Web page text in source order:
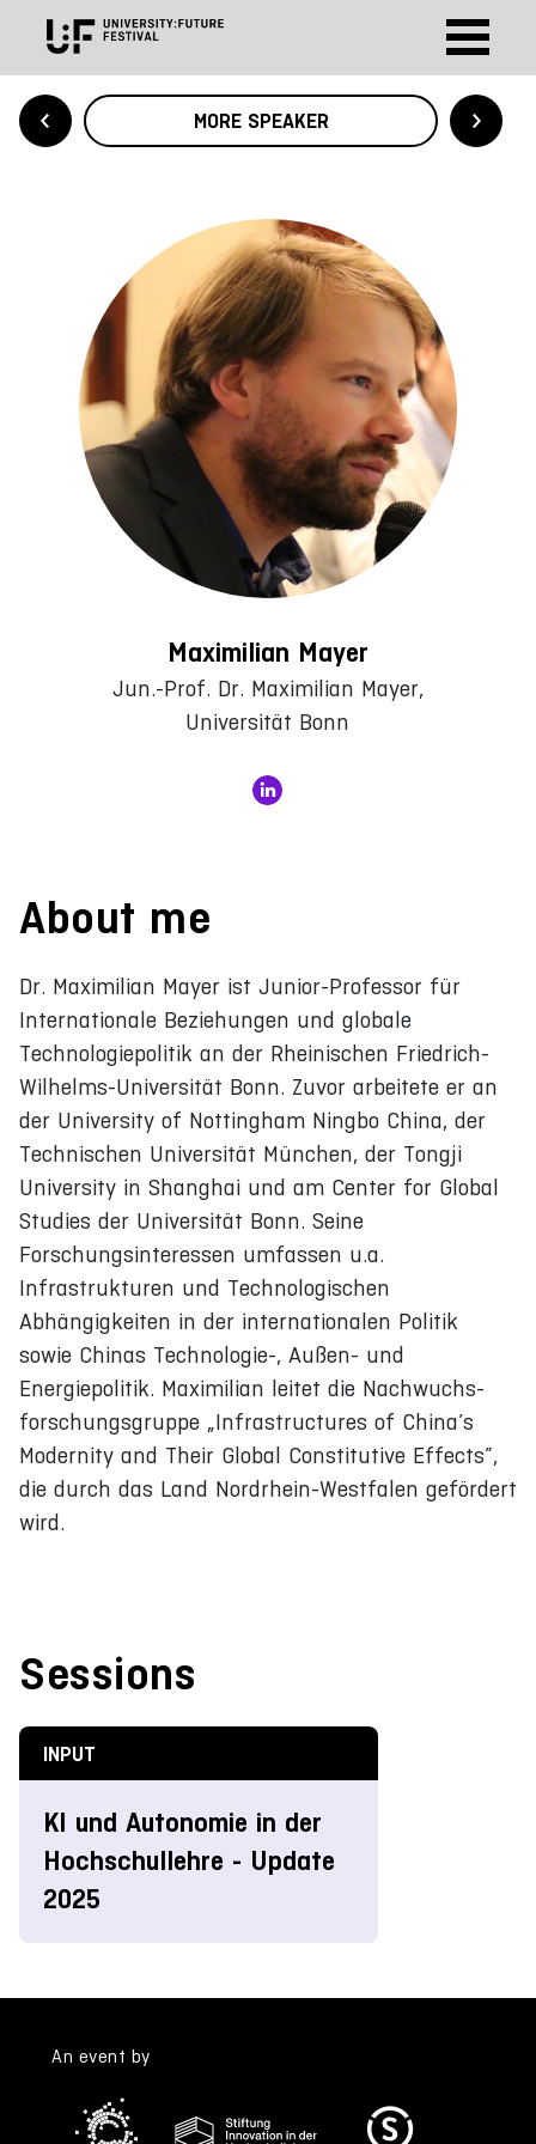
MORE SPEAKER
Maximilian Mayer
Jun.-Prof. Dr. Maximilian Mayer,
Universität Bonn
About me
Dr. Maximilian Mayer ist Junior-Professor für
Internationale Beziehungen und globale
Technologiepolitik an der Rheinischen Friedrich-
Wilhelms-Universität Bonn. Zuvor arbeitete er an
der University of Nottingham Ningbo China, der
Technischen Universität München, der Tongji
University in Shanghai und am Center for Global
Studies der Universität Bonn. Seine
Forschungsinteressen umfassen u.a.
Infrastrukturen und Technologischen
Abhängigkeiten in der internationalen Politik
sowie Chinas Technologie-, Außen- und
Energiepolitik. Maximilian leitet die Nachwuchs-
forschungsgruppe „Infrastructures of China’s
Modernity and Their Global Constitutive Effects”,
die durch das Land Nordrhein-Westfalen gefördert
wird.
Sessions
INPUT
KI und Autonomie in der
Hochschullehre - Update
2025
An event by